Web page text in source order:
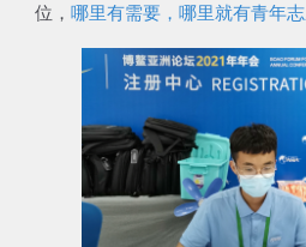
位， 哪里有需要，哪里就有青年